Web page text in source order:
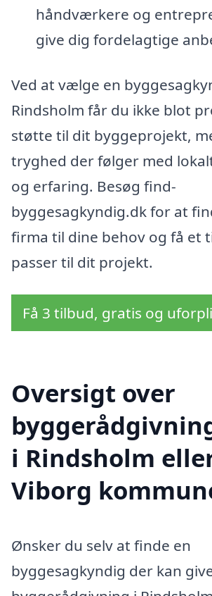
håndværkere og
give dig fordelagtige
Ved at vælge en
Rindsholm får du ikke blot
støtte til dit byggeprojekt,
tryghed der følger med
og erfaring. Besøg find-
byggesagkyndig.dk for at
firma til dine behov og få et
passer til dit projekt.
Få 3 tilbud, gratis og
Oversigt over
i Rindsholm
Viborg
Ønsker du selv at finde en
byggesagkyndig der kan